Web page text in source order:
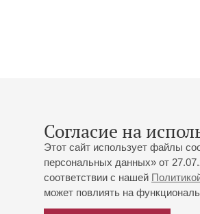
Согласие на
Этот сайт использует файлы
персональных данных» от
соответствии с нашей
может повлиять на